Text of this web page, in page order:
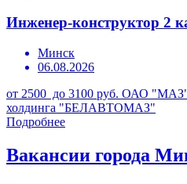
Инженер-конструктор 2
Минск
06.08.2026
от 2500 до 3100 руб. ОАО "МАЗ"
холдинга "БЕЛАВТОМАЗ"
Подробнее
Вакансии города